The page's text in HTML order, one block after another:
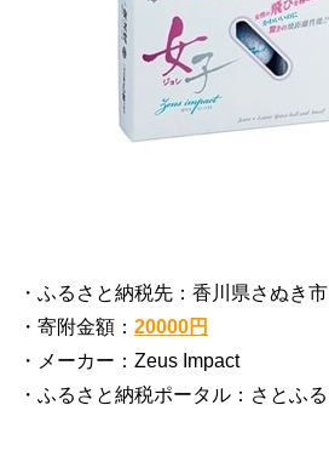
・ふるさと納税先：香川県さぬき市
・寄附金額： 20000円
・メーカー：Zeus Impact
・ふるさと納税ポータル：さとふる